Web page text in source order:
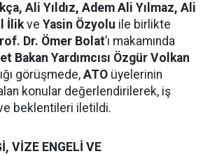
Ali Yıldız, Adem Ali Yılmaz, Ali
İlikve Yasin Özyolu ile birlikte
Dr. Ömer Bolat’ı makamında
Bakan Yardımcısı Özgür Volkan
görüşmede, ATO üyelerinin
konular değerlendirilerek, iş
beklentileri iletildi.
VİZE ENGELİ VE